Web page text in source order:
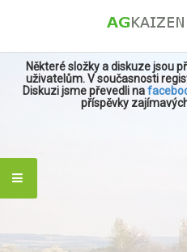
Některé složky a diskuze jsou
uživatelům. V současnosti
Diskuzi jsme převedli na
příspěvky